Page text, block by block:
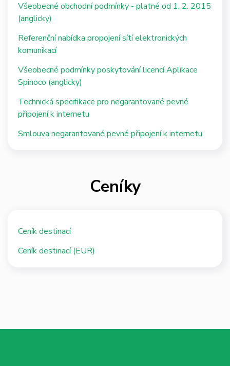
Všeobecné obchodní podmínky - platné od 1. 2. 2015
(anglicky)
Referenční nabídka propojení sítí elektronických
komunikací
Všeobecné podmínky poskytování licencí Aplikace
Spinoco (anglicky)
Technická specifikace pro negarantované pevné
připojení k internetu
Smlouva negarantované pevné připojení k internetu
Ceníky
Ceník destinací
Ceník destinací (EUR)